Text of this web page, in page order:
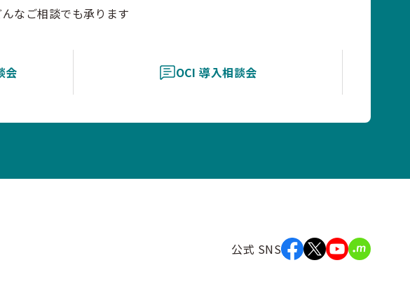
なご相談でも承ります
会 OCI 導入相談会
公式 SNS